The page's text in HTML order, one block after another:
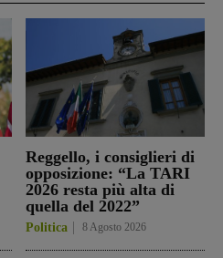
Reggello, i consiglieri di
opposizione: “La TARI
2026 resta più alta di
quella del 2022”
Politica 8 Agosto 2026